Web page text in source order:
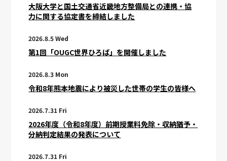
大阪大学と国土交通省近畿地方整備局との連携・協
力に関する協定書を締結しました
2026.8.5 Wed
第1回「OUGC世界ひろば」を開催しました
2026.8.3 Mon
令和8年熊本地震により被災した世帯の学生の皆様へ
2026.7.31 Fri
2026年度（令和8年度）前期授業料免除・収納猶予・
分納判定結果の発表について
2026.7.31 Fri